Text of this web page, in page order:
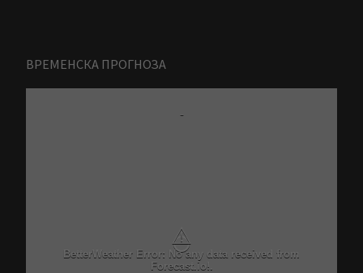
ВРЕМЕНСКА ПРОГНОЗА
-
⚠
BetterWeather Error: No any data received from
Forecast.io!.